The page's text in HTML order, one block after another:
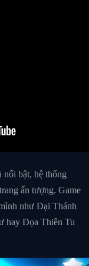
nổi bật, hệ thống
ấn tượng. Game
như Đại Thánh
hay Đọa Thiên Tu